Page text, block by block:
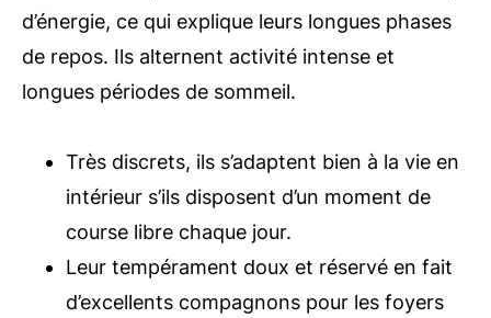
d’énergie, ce qui explique leurs longues phases
de repos. Ils alternent activité intense et
longues périodes de sommeil.
Très discrets, ils s’adaptent bien à la vie en
intérieur s’ils disposent d’un moment de
course libre chaque jour.
Leur tempérament doux et réservé en fait
d’excellents compagnons pour les foyers